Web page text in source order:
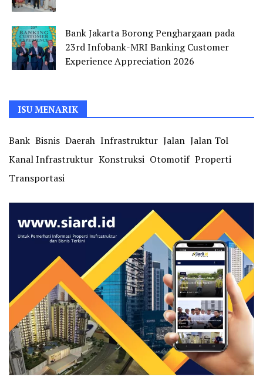
Bank Jakarta Borong Penghargaan pada
23rd Infobank-MRI Banking Customer
Experience Appreciation 2026
ISU MENARIK
Bank Bisnis Daerah Infrastruktur Jalan Jalan Tol
Kanal Infrastruktur Konstruksi Otomotif Properti
Transportasi